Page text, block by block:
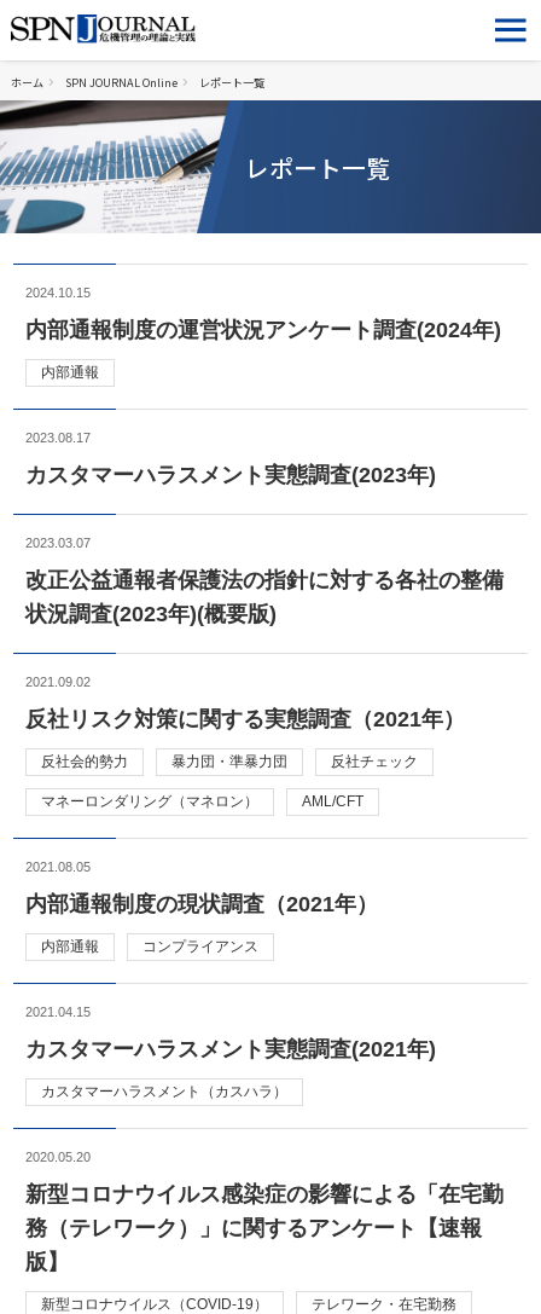
ホーム SPN JOURNAL Online レポート一覧
レポート一覧
内部通報制度の運営状況アンケート調査(2024年)
内部通報
2024.10.15
カスタマーハラスメント実態調査(2023年)
2023.08.17
改正公益通報者保護法の指針に対する各社の整備
状況調査(2023年)(概要版)
2023.03.07
反社リスク対策に関する実態調査（2021年）
反社会的勢力 暴力団・準暴力団 反社チェック
マネーロンダリング（マネロン） AML/CFT
2021.09.02
内部通報制度の現状調査（2021年）
内部通報 コンプライアンス
2021.08.05
カスタマーハラスメント実態調査(2021年)
カスタマーハラスメント（カスハラ）
2021.04.15
新型コロナウイルス感染症の影響による「在宅勤
務（テレワーク）」に関するアンケート【速報
版】
新型コロナウイルス（COVID-19） テレワーク・在宅勤務
2020.05.20